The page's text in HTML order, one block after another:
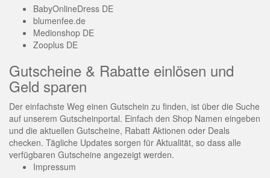
BabyOnlineDress DE
blumenfee.de
Medionshop DE
Zooplus DE
Gutscheine & Rabatte einlösen und
Geld sparen
Der einfachste Weg einen Gutschein zu finden, ist über die Suche
auf unserem Gutscheinportal. Einfach den Shop Namen eingeben
und die aktuellen Gutscheine, Rabatt Aktionen oder Deals
checken. Tägliche Updates sorgen für Aktualität, so dass alle
verfügbaren Gutscheine angezeigt werden.
Impressum